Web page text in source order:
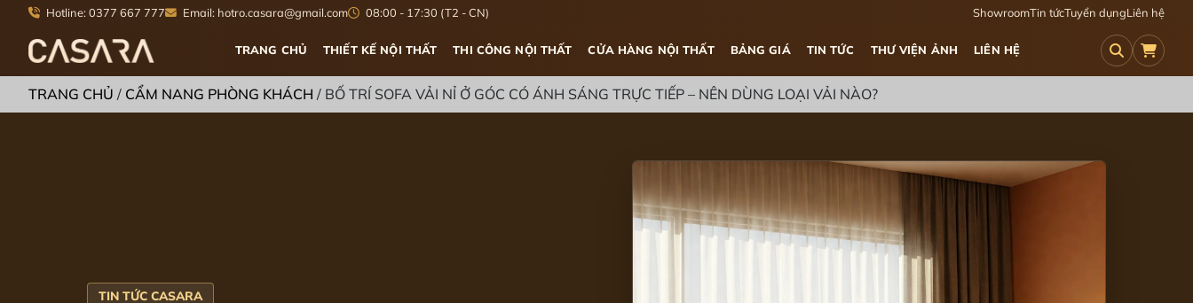
Hotline: 0377 667 777 Email: hotro.casara@gmail.com 08:00 - 17:30 (T2 - CN) ShowroomTin tứcTuyển dụngLiên hệ
TRANG CHỦ THIẾT KẾ NỘI THẤT THI CÔNG NỘI THẤT CỬA HÀNG NỘI THẤT BẢNG GIÁ TIN TỨC THƯ VIỆN ẢNH LIÊN HỆ
TRANG CHỦ / CẨM NANG PHÒNG KHÁCH / BỐ TRÍ SOFA VẢI NỈ Ở GÓC CÓ ÁNH SÁNG TRỰC TIẾP – NÊN DÙNG LOẠI VẢI NÀO?